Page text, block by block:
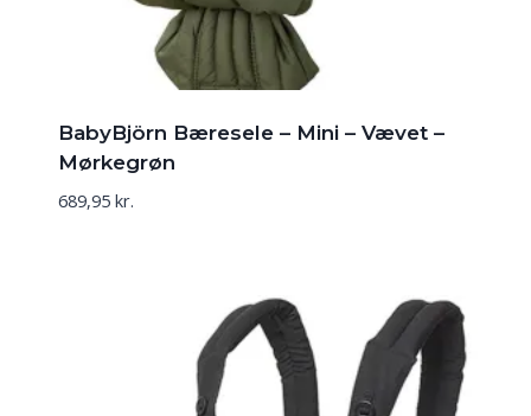
BabyBjörn Bæresele – Mini – Vævet –
Mørkegrøn
689,95 kr.